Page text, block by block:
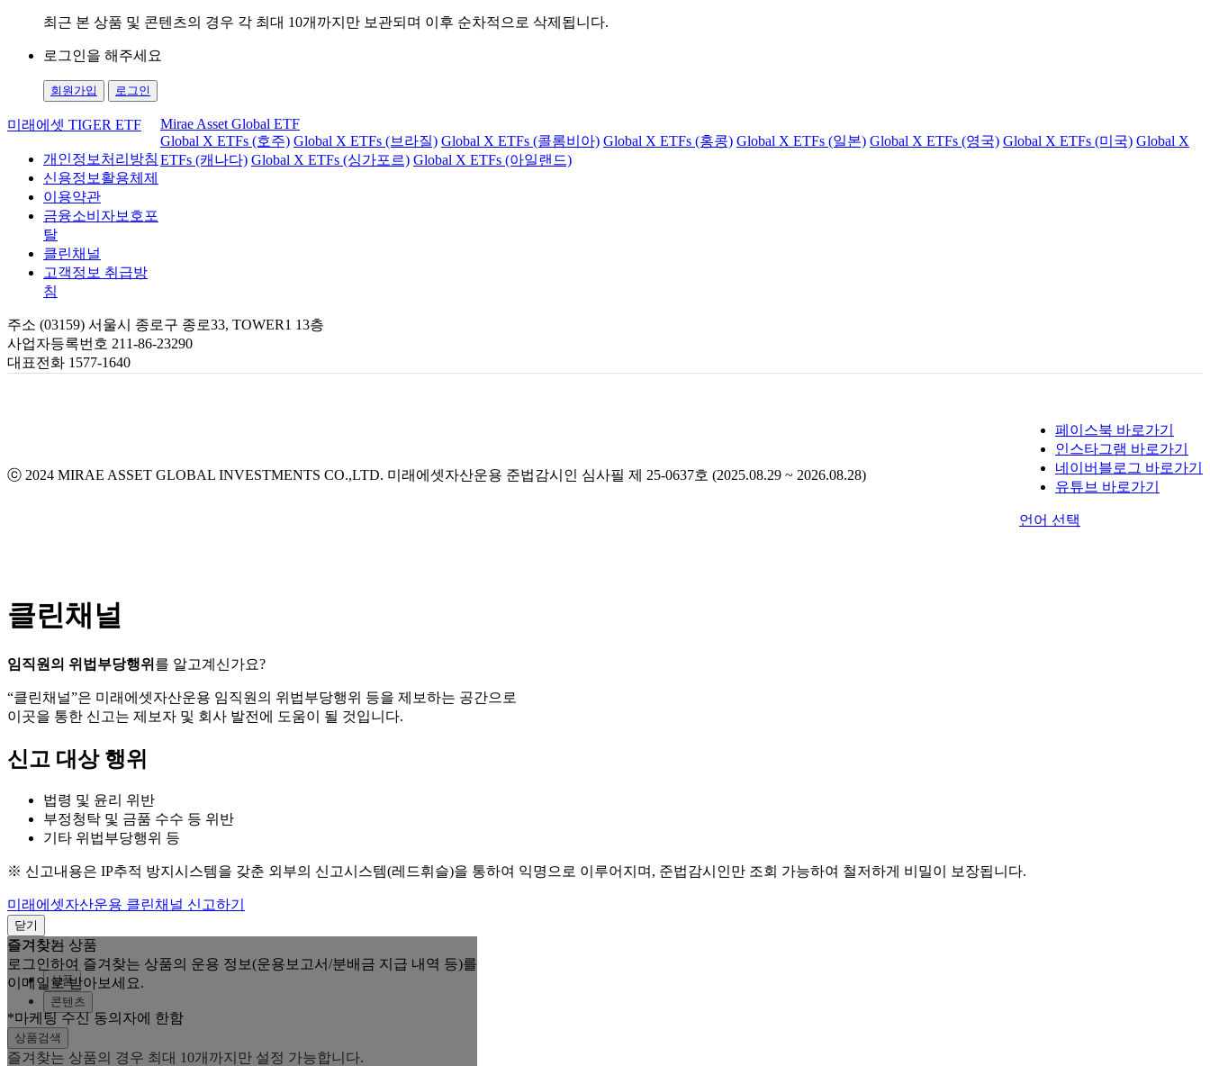
최근 본 상품 및 콘텐츠의 경우 각 최대 10개까지만 보관되며 이후 순차적으로 삭제됩니다.
로그인을 해주세요
회원가입 로그인
미래에셋 TIGER ETF
개인정보처리방침
신용정보활용체제
이용약관
금융소비자보호포
탈
클린채널
고객정보 취급방
침
Mirae Asset Global ETF
Global X ETFs (호주) Global X ETFs (브라질) Global X ETFs (콜롬비아) Global X ETFs (홍콩) Global X ETFs (일본) Global X ETFs (영국) Global X ETFs (미국) Global X
ETFs (캐나다) Global X ETFs (싱가포르) Global X ETFs (아일랜드)
주소 (03159) 서울시 종로구 종로33, TOWER1 13층
사업자등록번호 211-86-23290
대표전화 1577-1640
ⓒ 2024 MIRAE ASSET GLOBAL INVESTMENTS CO.,LTD. 미래에셋자산운용 준법감시인 심사필 제 25-0637호 (2025.08.29 ~ 2026.08.28)
페이스북 바로가기
인스타그램 바로가기
네이버블로그 바로가기
유튜브 바로가기
언어 선택
클린채널
임직원의 위법부당행위 를 알고계신가요?
“클린채널”은 미래에셋자산운용 임직원의 위법부당행위 등을 제보하는 공간으로
이곳을 통한 신고는 제보자 및 회사 발전에 도움이 될 것입니다.
신고 대상 행위
법령 및 윤리 위반
부정청탁 및 금품 수수 등 위반
기타 위법부당행위 등
※ 신고내용은 IP추적 방지시스템을 갖춘 외부의 신고시스템(레드휘슬)을 통하여 익명으로 이루어지며, 준법감시인만 조회 가능하여 철저하게 비밀이 보장됩니다.
미래에셋자산운용 클린채널 신고하기
닫기
즐겨찾는 상품
로그인하여 즐겨찾는 상품의 운용 정보(운용보고서/분배금 지급 내역 등)를
이메일로 받아보세요.
*마케팅 수신 동의자에 한함
즐겨찾기
상품
콘텐츠
상품검색
즐겨찾는 상품의 경우 최대 10개까지만 설정 가능합니다.